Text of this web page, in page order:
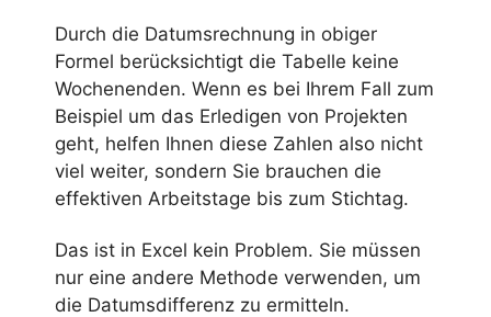
Durch die Datumsrechnung in obiger
Formel berücksichtigt die Tabelle keine
Wochenenden. Wenn es bei Ihrem Fall zum
Beispiel um das Erledigen von Projekten
geht, helfen Ihnen diese Zahlen also nicht
viel weiter, sondern Sie brauchen die
effektiven Arbeitstage bis zum Stichtag.
Das ist in Excel kein Problem. Sie müssen
nur eine andere Methode verwenden, um
die Datumsdifferenz zu ermitteln.